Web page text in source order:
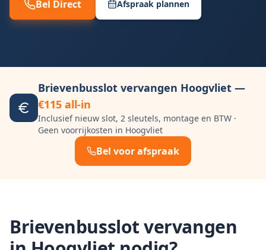
Bel Direct Afspraak plannen
Brievenbusslot vervangen Hoogvliet —
€115 all-in
Inclusief nieuw slot, 2 sleutels, montage en BTW ·
Geen voorrijkosten in Hoogvliet
Bel voor afspraak
Brievenbusslot vervangen